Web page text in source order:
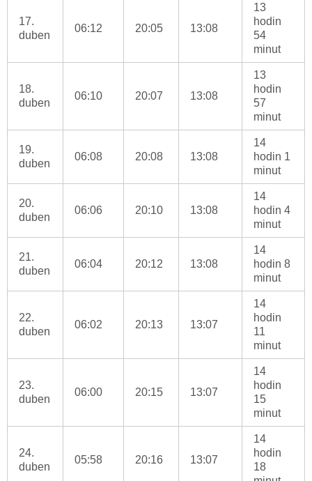
17.
duben
06:12 20:05 13:08
13
hodin
54
minut
18.
duben
06:10 20:07 13:08
13
hodin
57
minut
19.
duben
06:08 20:08 13:08
14
hodin 1
minut
20.
duben
06:06 20:10 13:08
14
hodin 4
minut
21.
duben
06:04 20:12 13:08
14
hodin 8
minut
22.
duben
06:02 20:13 13:07
14
hodin
11
minut
23.
duben
06:00 20:15 13:07
14
hodin
15
minut
24.
duben
05:58 20:16 13:07
14
hodin
18